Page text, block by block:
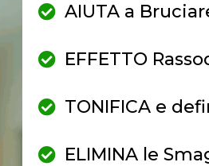
AIUTA a
EFFETTO
TONIFICA e
ELIMINA le